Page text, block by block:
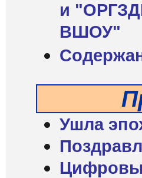
и
ВШОУ"
Ушла